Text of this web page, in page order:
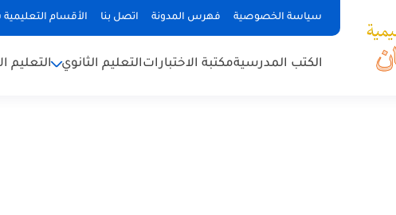
سياسة الخصوصية فهرس المدونة اتصل بنا الأقسام
الكتب المدرسيةمكتبة الاختباراتالتعليم الثانوي التعليم